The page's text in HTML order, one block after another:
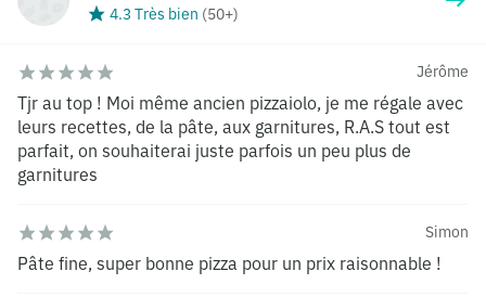
4.3 Très bien (50+)
Jérôme
Tjr au top ! Moi même ancien pizzaiolo, je me régale avec
leurs recettes, de la pâte, aux garnitures, R.A.S tout est
parfait, on souhaiterai juste parfois un peu plus de
garnitures
Simon
Pâte fine, super bonne pizza pour un prix raisonnable !